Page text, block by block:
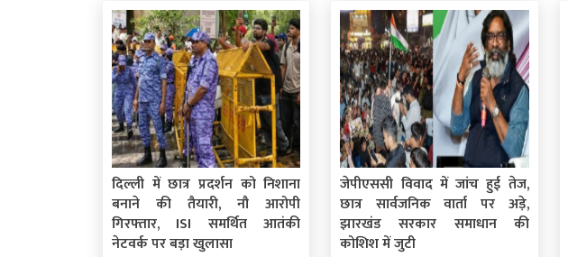
दिल्ली में छात्र प्रदर्शन को निशाना
बनाने की तैयारी, नौ आरोपी
गिरफ्तार, ISI समर्थित आतंकी
नेटवर्क पर बड़ा खुलासा
जेपीएससी विवाद में जांच हुई तेज,
छात्र सार्वजनिक वार्ता पर अड़े,
झारखंड सरकार समाधान की
कोशिश में जुटी